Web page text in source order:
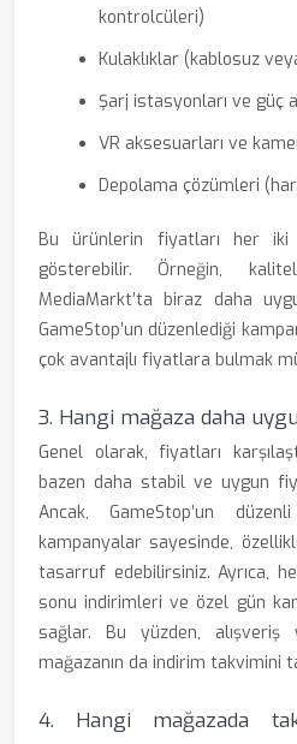
kontrolcüleri)
Kulaklıklar (kablosuz
Şarj istasyonları ve güç
VR aksesuarları ve
Depolama çözümleri
Bu ürünlerin fiyatları her iki
gösterebilir. Örneğin,
MediaMarkt’ta biraz daha
GameStop’un düzenlediği
çok avantajlı fiyatlara bulmak
3. Hangi mağaza daha
Genel olarak, fiyatları
bazen daha stabil ve uygun
Ancak, GameStop’un
kampanyalar sayesinde,
tasarruf edebilirsiniz. Ayrıca,
sonu indirimleri ve özel gün
sağlar. Bu yüzden,
mağazanın da indirim takvimini
4. Hangi mağazada